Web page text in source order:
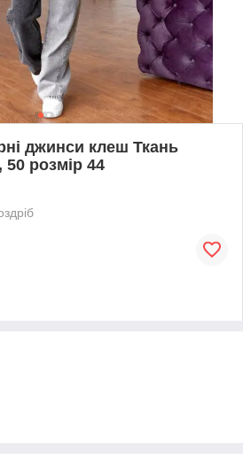
джинси клеш Ткань
розмір 44